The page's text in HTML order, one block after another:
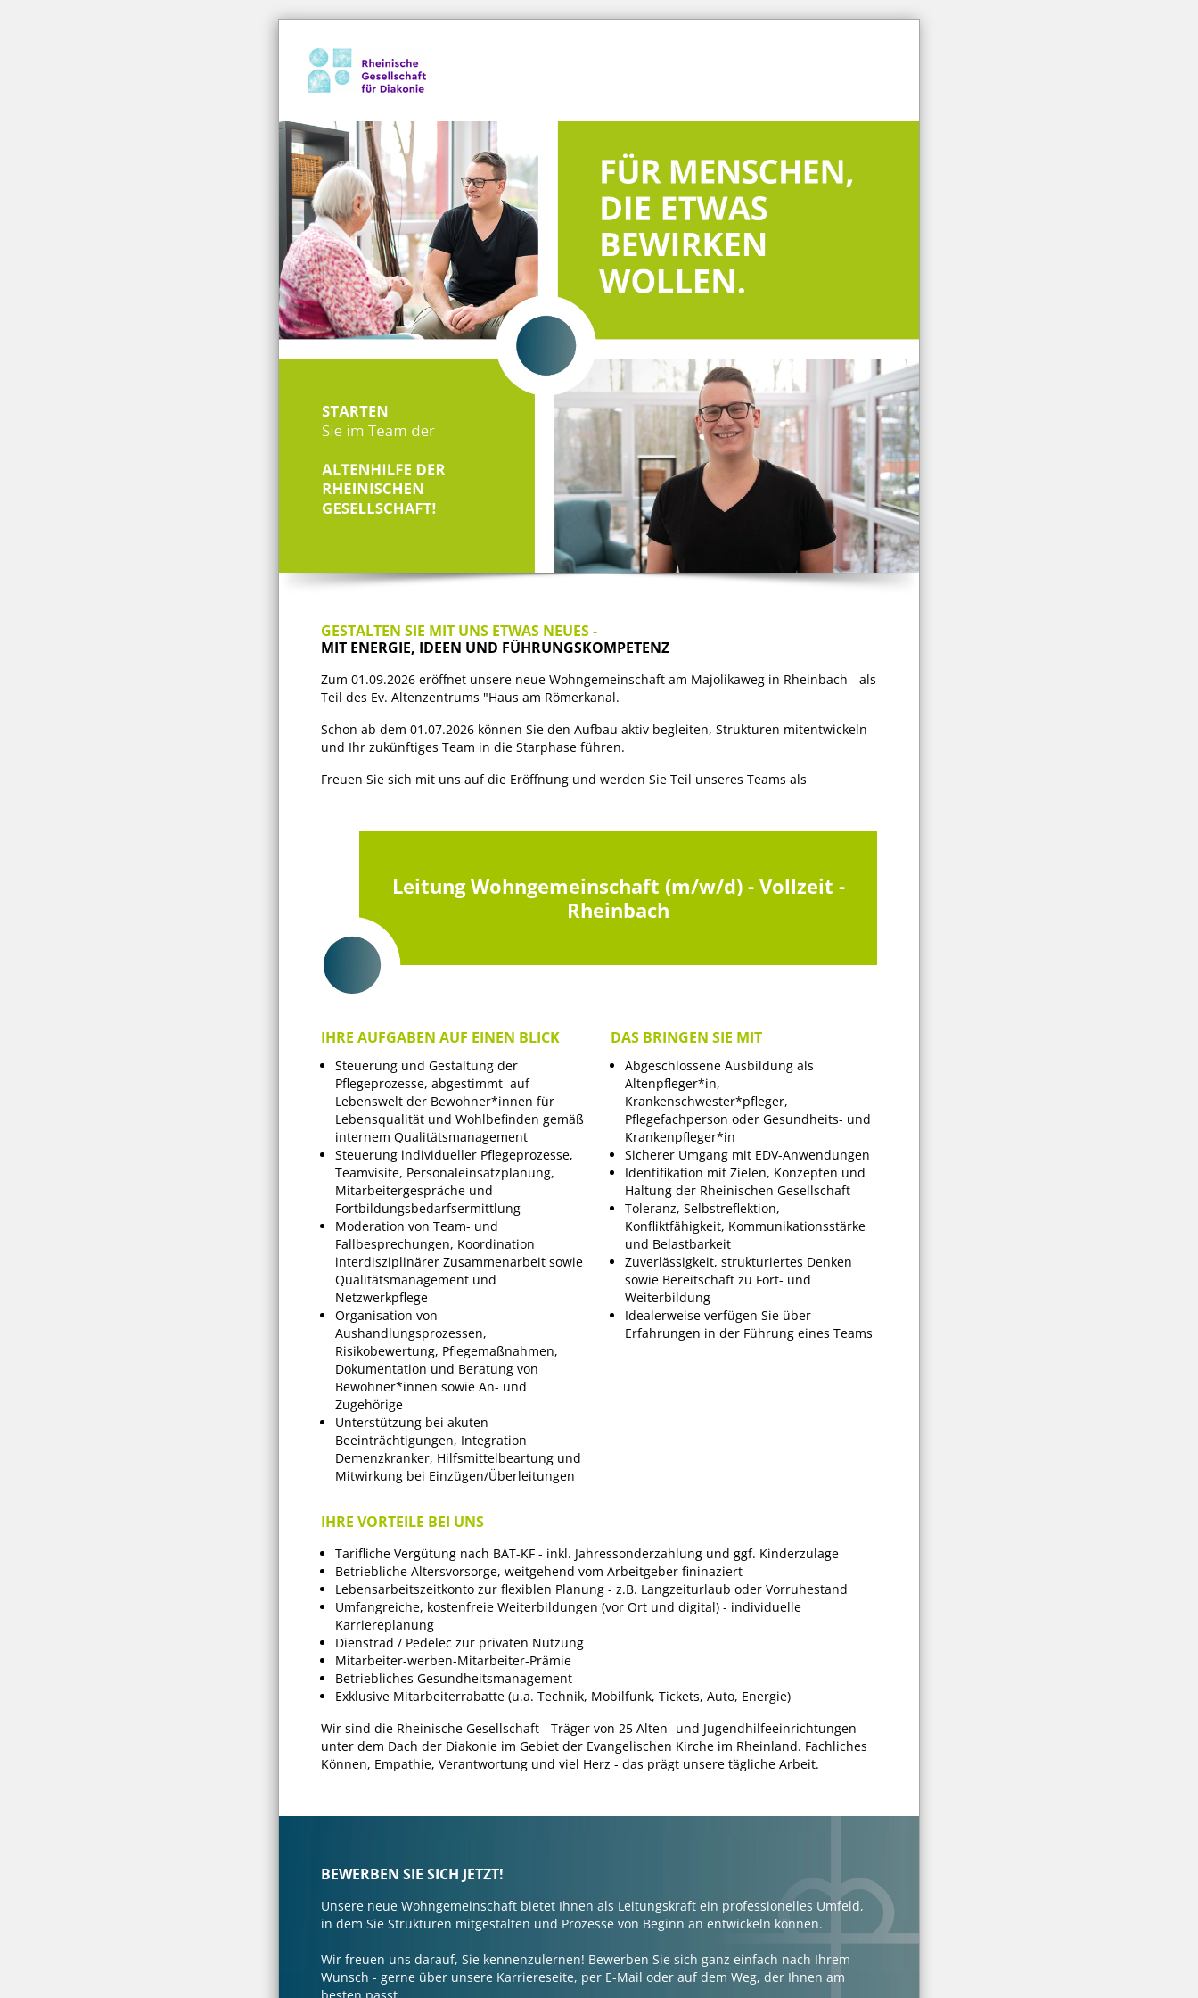
GESTALTEN SIE MIT UNS ETWAS NEUES -
MIT ENERGIE, IDEEN UND FÜHRUNGSKOMPETENZ
Zum 01.09.2026 eröffnet unsere neue Wohngemeinschaft am Majolikaweg in Rheinbach - als
Teil des Ev. Altenzentrums "Haus am Römerkanal.
Schon ab dem 01.07.2026 können Sie den Aufbau aktiv begleiten, Strukturen mitentwickeln
und Ihr zukünftiges Team in die Starphase führen.
Freuen Sie sich mit uns auf die Eröffnung und werden Sie Teil unseres Teams als
Leitung Wohngemeinschaft (m/w/d) - Vollzeit -
Rheinbach
IHRE AUFGABEN AUF EINEN BLICK
Steuerung und Gestaltung der
Pflegeprozesse, abgestimmt auf
Lebenswelt der Bewohner*innen für
Lebensqualität und Wohlbefinden gemäß
internem Qualitätsmanagement
Steuerung individueller Pflegeprozesse,
Teamvisite, Personaleinsatzplanung,
Mitarbeitergespräche und
Fortbildungsbedarfsermittlung
Moderation von Team- und
Fallbesprechungen, Koordination
interdisziplinärer Zusammenarbeit sowie
Qualitätsmanagement und
Netzwerkpflege
Organisation von
Aushandlungsprozessen,
Risikobewertung, Pflegemaßnahmen,
Dokumentation und Beratung von
Bewohner*innen sowie An- und
Zugehörige
Unterstützung bei akuten
Beeinträchtigungen, Integration
Demenzkranker, Hilfsmittelbeartung und
Mitwirkung bei Einzügen/Überleitungen
DAS BRINGEN SIE MIT
Abgeschlossene Ausbildung als
Altenpfleger*in,
Krankenschwester*pfleger,
Pflegefachperson oder Gesundheits- und
Krankenpfleger*in
Sicherer Umgang mit EDV-Anwendungen
Identifikation mit Zielen, Konzepten und
Haltung der Rheinischen Gesellschaft
Toleranz, Selbstreflektion,
Konfliktfähigkeit, Kommunikationsstärke
und Belastbarkeit
Zuverlässigkeit, strukturiertes Denken
sowie Bereitschaft zu Fort- und
Weiterbildung
Idealerweise verfügen Sie über
Erfahrungen in der Führung eines Teams
IHRE VORTEILE BEI UNS
Tarifliche Vergütung nach BAT-KF - inkl. Jahressonderzahlung und ggf. Kinderzulage
Betriebliche Altersvorsorge, weitgehend vom Arbeitgeber fininaziert
Lebensarbeitszeitkonto zur flexiblen Planung - z.B. Langzeiturlaub oder Vorruhestand
Umfangreiche, kostenfreie Weiterbildungen (vor Ort und digital) - individuelle
Karriereplanung
Dienstrad / Pedelec zur privaten Nutzung
Mitarbeiter-werben-Mitarbeiter-Prämie
Betriebliches Gesundheitsmanagement
Exklusive Mitarbeiterrabatte (u.a. Technik, Mobilfunk, Tickets, Auto, Energie)
Wir sind die Rheinische Gesellschaft - Träger von 25 Alten- und Jugendhilfeeinrichtungen
unter dem Dach der Diakonie im Gebiet der Evangelischen Kirche im Rheinland. Fachliches
Können, Empathie, Verantwortung und viel Herz - das prägt unsere tägliche Arbeit.
BEWERBEN SIE SICH JETZT!
Unsere neue Wohngemeinschaft bietet Ihnen als Leitungskraft ein professionelles Umfeld,
in dem Sie Strukturen mitgestalten und Prozesse von Beginn an entwickeln können.
Wir freuen uns darauf, Sie kennenzulernen! Bewerben Sie sich ganz einfach nach Ihrem
Wunsch - gerne über unsere Karriereseite, per E-Mail oder auf dem Weg, der Ihnen am